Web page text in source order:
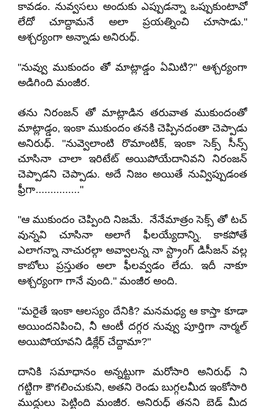
కావడం. నువ్వసలు అందుకు ఎప్పుడన్నా ఒప్పుకుంటావో
లేదో చూద్దామనే అలా ప్రయత్నించి చూసాడు."
ఆశ్చర్యంగా అన్నాడు అనిరుధ్.
"నువ్వు ముకుందం తో మాట్లాడ్డం ఏమిటి?" ఆశ్చర్యంగా
అడిగింది మంజీర.
తను నిరంజన్ తో మాట్లాడిన తరువాత ముకుందంతో
మాట్లాడ్డం, ఇంకా ముకుందం తనకి చెప్పినదంతా చెప్పాడు
అనిరుధ్. "నువ్వెలాంటి రొమాంటిక్, ఇంకా సెక్స్ సీన్స్
చూసినా చాలా ఇరిటేట్ అయిపోయేదానివని నిరంజన్
చెప్పాడని చెప్పాడు. అదే నిజం అయితే నువ్విప్పుడంత
ఫ్రీగా..............."
"ఆ ముకుందం చెప్పింది నిజమే. నేనేమాత్రం సెక్స్ తో టచ్
వున్నవి చూసినా అలాగే ఫీలయ్యేదాన్ని. కాకపోతే
ఎలాగన్నా నాచురల్గా అవ్వాలన్న నా స్ట్రాంగ్ డిసీజన్ వల్ల
కాబోలు ప్రస్తుతం అలా ఫీలవ్వడం లేదు. ఇదీ నాకూ
ఆశ్చర్యంగా గానే వుంది." మంజీర అంది.
"మరైతే ఇంకా ఆలస్యం దేనికి? మనమధ్య ఆ కాస్తా కూడా
అయిందనిపించి, నీ ఆంటీ దగ్గర నువ్వు పూర్తిగా నార్మల్
అయిపోయావని డిక్లేర్ చేద్దామా?"
దానికి సమాధానం అన్నట్టుగా మరోసారి అనిరుధ్ ని
గట్టిగా కౌగలించుకుని, అతని రెండు బుగ్గలమీద ఇంకోసారి
ముద్దులు పెట్టింది మంజీర. అనిరుధ్ తనని బెడ్ మీద